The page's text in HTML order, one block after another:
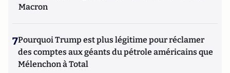
Macron
7Pourquoi Trump est plus légitime pour réclamer
des comptes aux géants du pétrole américains que
Mélenchon à Total